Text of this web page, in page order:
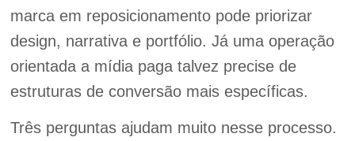
marca em reposicionamento pode priorizar
design, narrativa e portfólio. Já uma operação
orientada a mídia paga talvez precise de
estruturas de conversão mais específicas.
Três perguntas ajudam muito nesse processo.